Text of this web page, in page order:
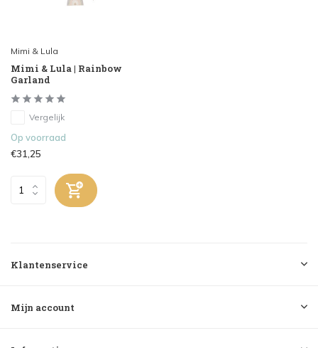
Mimi & Lula
Mimi & Lula | Rainbow
Garland
Vergelijk
Op voorraad
€31,25
Klantenservice
Mijn account